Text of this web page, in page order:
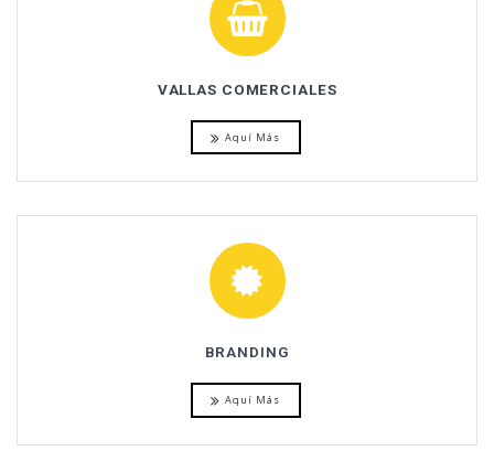
VALLAS COMERCIALES
Aquí Más
BRANDING
Aquí Más